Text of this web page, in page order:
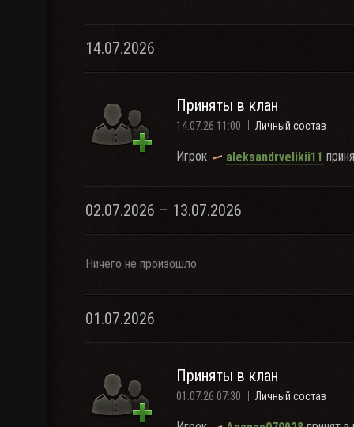
14.07.2026
Приняты в клан
14.07.26 11:00 Личный состав
Игрок aleksandrvelikii11
02.07.2026 – 13.07.2026
Ничего не произошло
01.07.2026
Приняты в клан
01.07.26 07:30 Личный состав